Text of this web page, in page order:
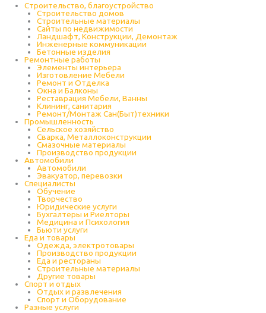
Строительство, благоустройство
Строительство домов
Строительные материалы
Сайты по недвижимости
Ландшафт, Конструкции, Демонтаж
Инженерные коммуникации
Бетонные изделия
Ремонтные работы
Элементы интерьера
Изготовление Мебели
Ремонт и Отделка
Окна и Балконы
Реставрация Мебели, Ванны
Клининг, санитария
Ремонт/Монтаж Сан(Быт)техники
Промышленность
Cельское хозяйство
Сварка, Металлоконструкции
Cмазочные материалы
Производство продукции
Автомобили
Автомобили
Эвакуатор, перевозки
Специалисты
Обучение
Творчество
Юридические услуги
Бухгалтеры и Риелторы
Медицина и Психология
Бьюти услуги
Еда и товары
Одежда, электротовары
Производство продукции
Еда и рестораны
Строительные материалы
Другие товары
Спорт и отдых
Отдых и развлечения
Спорт и Оборудование
Разные услуги